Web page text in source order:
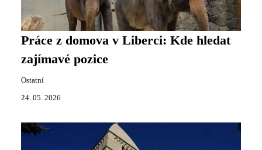
Práce z domova v Liberci: Kde hledat
zajímavé pozice
Ostatní
24. 05. 2026